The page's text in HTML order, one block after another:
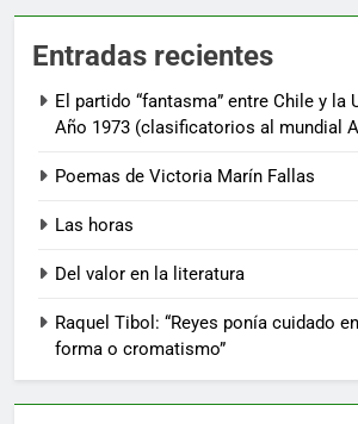
Entradas recientes
El partido “fantasma” entre Chile y la
Año 1973 (clasificatorios al mundial
Poemas de Victoria Marín Fallas
Las horas
Del valor en la literatura
Raquel Tibol: “Reyes ponía cuidado
forma o cromatismo”